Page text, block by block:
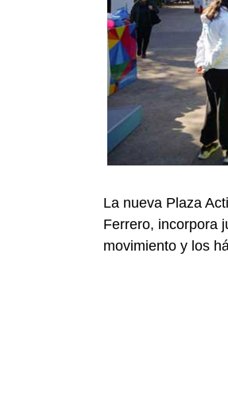
La nueva Plaza
Ferrero, incorpora
movimiento y los